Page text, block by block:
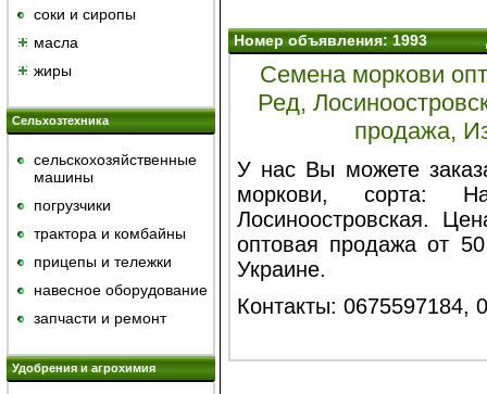
cоки и сиропы
масла
жиры
Сельхозтехника
сельскохозяйственные
машины
погрузчики
трактора и комбайны
прицепы и тележки
навесное оборудование
запчасти и ремонт
Удобрения и агрохимия
Номер объявления: 1993
Семена моркови
Ред,
продажа,
У нас Вы можете
моркови, сорта:
Лосиноостровская.
оптовая продажа от
Украине.
Контакты: 0675597184,